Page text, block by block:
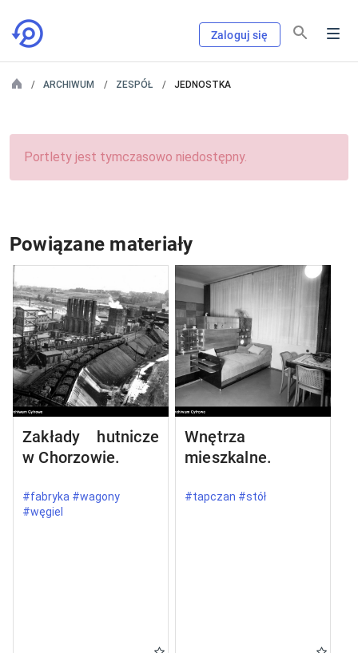
Zaloguj się
ARCHIWUM ZESPÓŁ JEDNOSTKA
Portlety jest tymczasowo niedostępny.
Powiązane materiały
Zakłady hutnicze
w Chorzowie.
#fabryka #wagony
#węgiel
Wnętrza
mieszkalne.
#tapczan #stół